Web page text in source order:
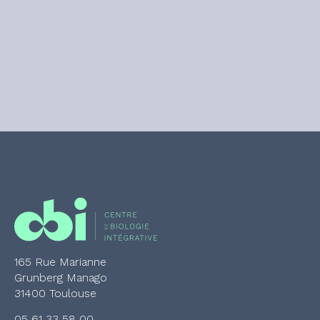
165 Rue Marianne
Grunberg Manago
31400 Toulouse